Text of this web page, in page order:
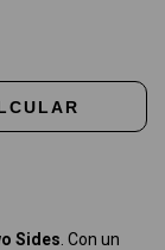
Sides . Con un